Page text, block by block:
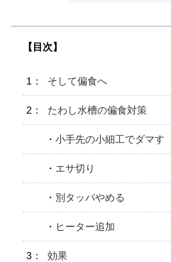
そして偏食へ
たわし水槽の偏食対策
小手先の小細工でダマす
エサ切り
別タッパやめる
ヒーター追加
効果